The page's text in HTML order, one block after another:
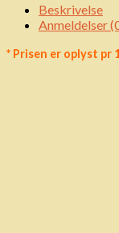
Beskrivelse
Anmeldelser
* Prisen er oplyst pr